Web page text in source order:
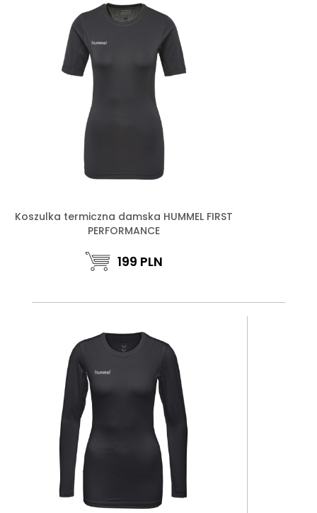
Koszulka termiczna damska HUMMEL FIRST
PERFORMANCE
199 PLN